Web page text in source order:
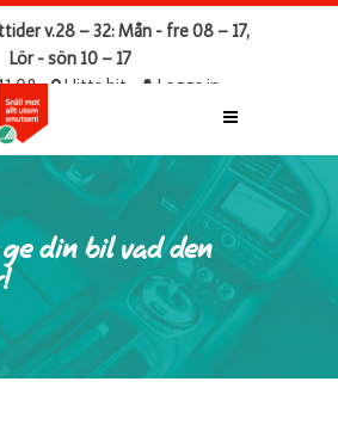
v.28 – 32: Mån - fre 08 – 17,
Lör - sön 10 – 17
08
Hitta hit Logga in
din bil vad den